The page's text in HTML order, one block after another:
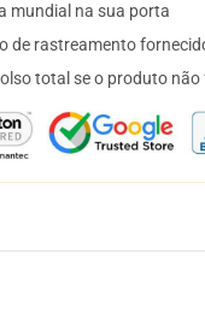
mundial na sua porta
de rastreamento
total se o produto